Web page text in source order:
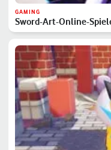
GAMING
Sword-Art-Online-